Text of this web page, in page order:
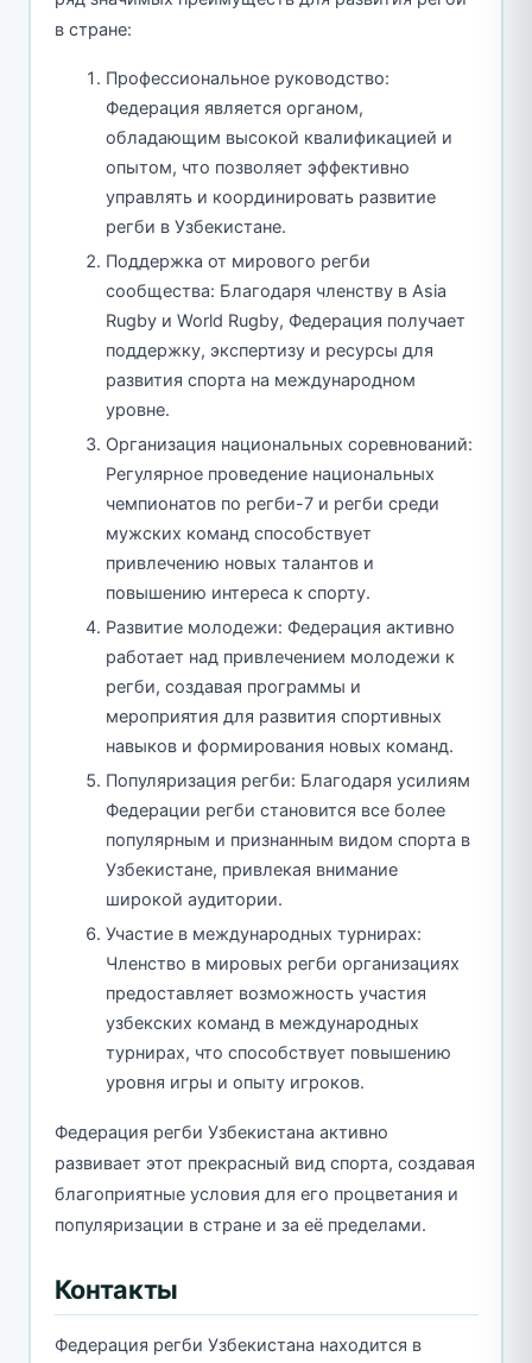
в стране:
Профессиональное руководство:
Федерация является органом,
обладающим высокой квалификацией и
опытом, что позволяет эффективно
управлять и координировать развитие
регби в Узбекистане.
Поддержка от мирового регби
сообщества: Благодаря членству в Asia
Rugby и World Rugby, Федерация получает
поддержку, экспертизу и ресурсы для
развития спорта на международном
уровне.
Организация национальных соревнований:
Регулярное проведение национальных
чемпионатов по регби-7 и регби среди
мужских команд способствует
привлечению новых талантов и
повышению интереса к спорту.
Развитие молодежи: Федерация активно
работает над привлечением молодежи к
регби, создавая программы и
мероприятия для развития спортивных
навыков и формирования новых команд.
Популяризация регби: Благодаря усилиям
Федерации регби становится все более
популярным и признанным видом спорта в
Узбекистане, привлекая внимание
широкой аудитории.
Участие в международных турнирах:
Членство в мировых регби организациях
предоставляет возможность участия
узбекских команд в международных
турнирах, что способствует повышению
уровня игры и опыту игроков.
Федерация регби Узбекистана активно
развивает этот прекрасный вид спорта, создавая
благоприятные условия для его процветания и
популяризации в стране и за её пределами.
Контакты
Федерация регби Узбекистана находится в